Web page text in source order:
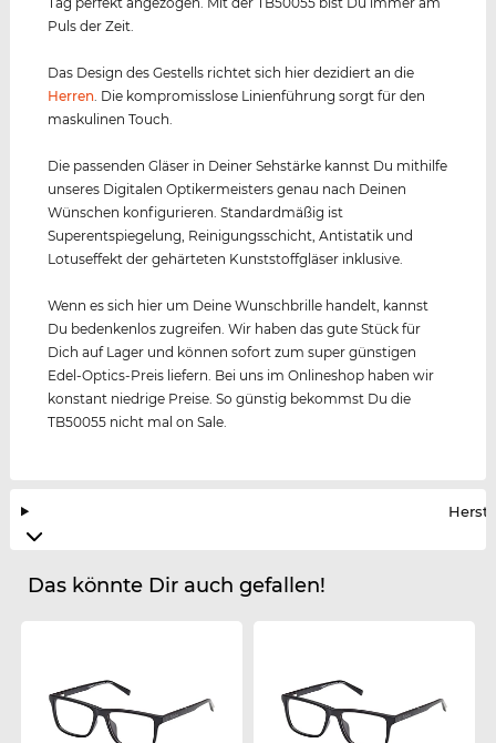
Puls der Zeit.
Das Design des Gestells richtet sich hier dezidiert an die
Herren . Die kompromisslose Linienführung sorgt für den
maskulinen Touch.
Die passenden Gläser in Deiner Sehstärke kannst Du mithilfe
unseres Digitalen Optikermeisters genau nach Deinen
Wünschen konfigurieren. Standardmäßig ist
Superentspiegelung, Reinigungsschicht, Antistatik und
Lotuseffekt der gehärteten Kunststoffgläser inklusive.
Wenn es sich hier um Deine Wunschbrille handelt, kannst
Du bedenkenlos zugreifen. Wir haben das gute Stück für
Dich auf Lager und können sofort zum super günstigen
Edel-Optics-Preis liefern. Bei uns im Onlineshop haben wir
konstant niedrige Preise. So günstig bekommst Du die
TB50055 nicht mal on Sale.
Das könnte Dir auch gefallen!